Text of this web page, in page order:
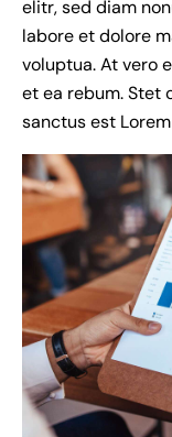
elitr, sed diam
labore et dolore
voluptua. At vero
et ea rebum. Stet
sanctus est